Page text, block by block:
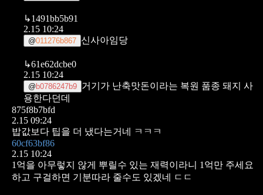
↳1491bb5b91
2.15 10:24
@011276b867 신사아임당
↳61e62dcbe0
2.15 10:24
@ b0786247b9 거기가 난축맛돈이라는 복원 품종 돼지 사
용한다던데
875f8b7bfd
2.15 09:24
밥값보다 팁을 더 냈다는거네 ㅋㅋㅋ
60cf63bf86
2.15 10:24
1억을 아무렇지 않게 뿌릴수 있는 재력이라니 1억만 주세요
하고 구걸하면 기분따라 줄수도 있겠네 ㄷㄷ